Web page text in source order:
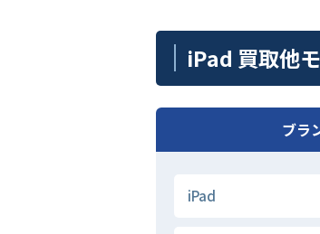
iPad 買取他
ブラ